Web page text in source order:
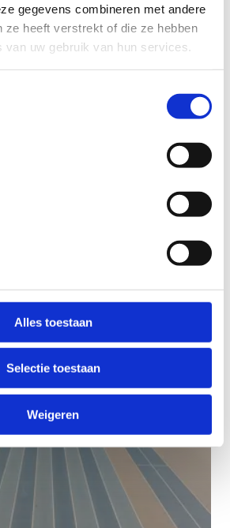
gegevens combineren met andere
ze heeft verstrekt of die ze hebben
van uw gebruik van hun services.
Alles toestaan
Selectie toestaan
Weigeren